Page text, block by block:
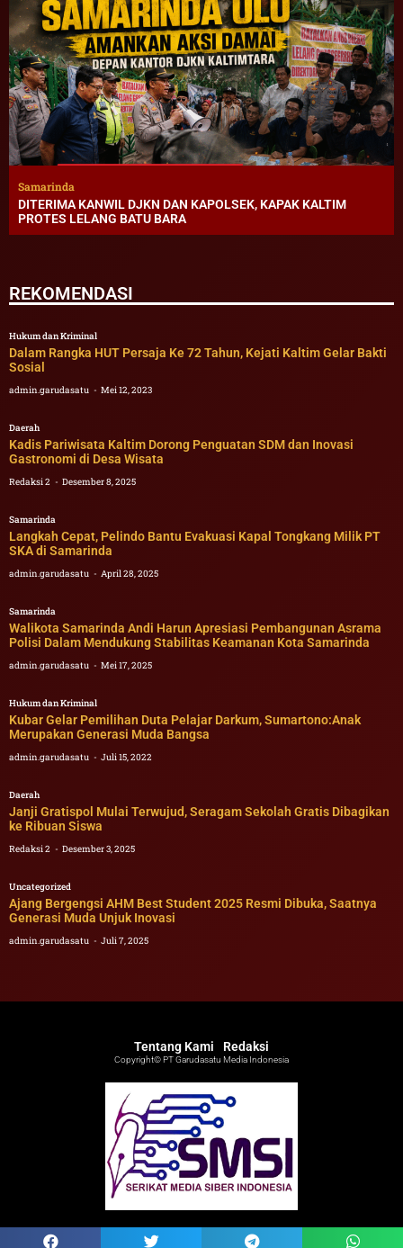
Samarinda
DITERIMA KANWIL DJKN DAN KAPOLSEK, KAPAK KALTIM
PROTES LELANG BATU BARA
REKOMENDASI
Hukum dan Kriminal
Dalam Rangka HUT Persaja Ke 72 Tahun, Kejati Kaltim Gelar Bakti
Sosial
admin.garudasatu Mei 12, 2023
Daerah
Kadis Pariwisata Kaltim Dorong Penguatan SDM dan Inovasi
Gastronomi di Desa Wisata
Redaksi 2 Desember 8, 2025
Samarinda
Langkah Cepat, Pelindo Bantu Evakuasi Kapal Tongkang Milik PT
SKA di Samarinda
admin.garudasatu April 28, 2025
Samarinda
Walikota Samarinda Andi Harun Apresiasi Pembangunan Asrama
Polisi Dalam Mendukung Stabilitas Keamanan Kota Samarinda
admin.garudasatu Mei 17, 2025
Hukum dan Kriminal
Kubar Gelar Pemilihan Duta Pelajar Darkum, Sumartono:Anak
Merupakan Generasi Muda Bangsa
admin.garudasatu Juli 15, 2022
Daerah
Janji Gratispol Mulai Terwujud, Seragam Sekolah Gratis Dibagikan
ke Ribuan Siswa
Redaksi 2 Desember 3, 2025
Uncategorized
Ajang Bergengsi AHM Best Student 2025 Resmi Dibuka, Saatnya
Generasi Muda Unjuk Inovasi
admin.garudasatu Juli 7, 2025
Tentang Kami Redaksi
Copyright© PT Garudasatu Media Indonesia